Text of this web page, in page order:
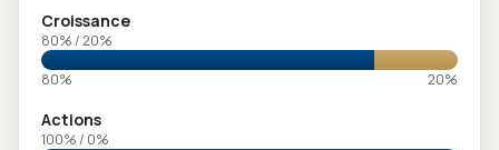
Croissance
80% /20%
80% 20%
Actions
100% / 0%